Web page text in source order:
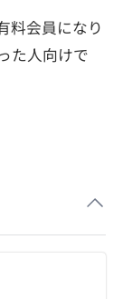
料会員になり
た人向けで